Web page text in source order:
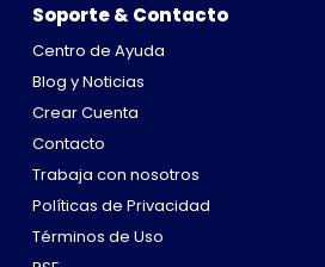
Soporte & Contacto
Centro de Ayuda
Blog y Noticias
Crear Cuenta
Contacto
Trabaja con nosotros
Políticas de Privacidad
Términos de Uso